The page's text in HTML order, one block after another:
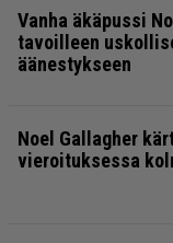
Vanha äkäpussi
tavoilleen
äänestykseen
Noel Gallagher
vieroituksessa